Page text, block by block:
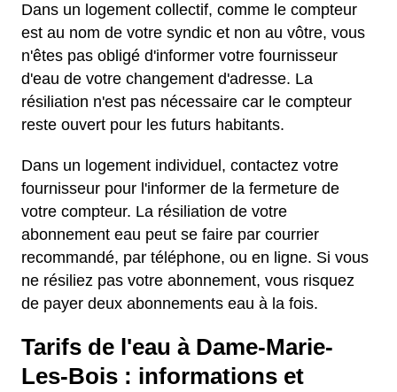
Dans un logement collectif, comme le compteur
est au nom de votre syndic et non au vôtre, vous
n'êtes pas obligé d'informer votre fournisseur
d'eau de votre changement d'adresse. La
résiliation n'est pas nécessaire car le compteur
reste ouvert pour les futurs habitants.
Dans un logement individuel, contactez votre
fournisseur pour l'informer de la fermeture de
votre compteur. La résiliation de votre
abonnement eau peut se faire par courrier
recommandé, par téléphone, ou en ligne. Si vous
ne résiliez pas votre abonnement, vous risquez
de payer deux abonnements eau à la fois.
Tarifs de l'eau à Dame-Marie-
Les-Bois : informations et